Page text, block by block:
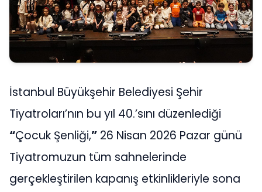
İstanbul Büyükşehir Belediyesi Şehir
Tiyatroları’nın bu yıl 40.’sını düzenlediği
“Çocuk Şenliği,” 26 Nisan 2026 Pazar günü
Tiyatromuzun tüm sahnelerinde
gerçekleştirilen kapanış etkinlikleriyle sona